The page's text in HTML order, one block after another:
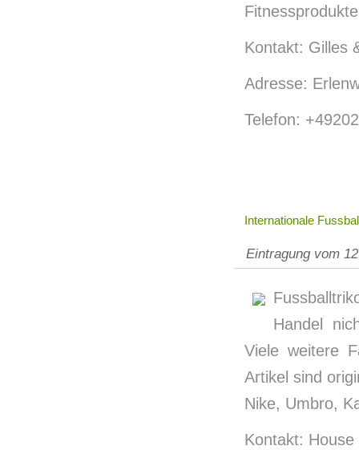
Fitnessprodukte
Kontakt: Gilles
Adresse:
Telefon:
Internationale
Eintragung vom
Handel
Viele weitere
Artikel sind
Nike, Umbro,
Kontakt: